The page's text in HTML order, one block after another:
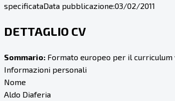
specificataData pubblicazione:03/02/2011
DETTAGLIO CV
Sommario: Formato europeo per il curriculum
Informazioni personali
Nome
Aldo Diaferia